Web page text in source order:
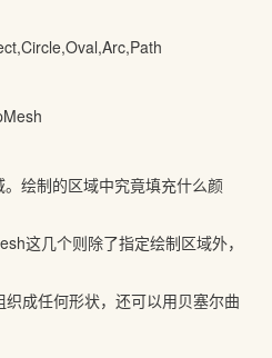
绘制的区域中究竟填充什么颜
这几个则除了指定绘制区域外，
成任何形状，还可以用贝塞尔曲